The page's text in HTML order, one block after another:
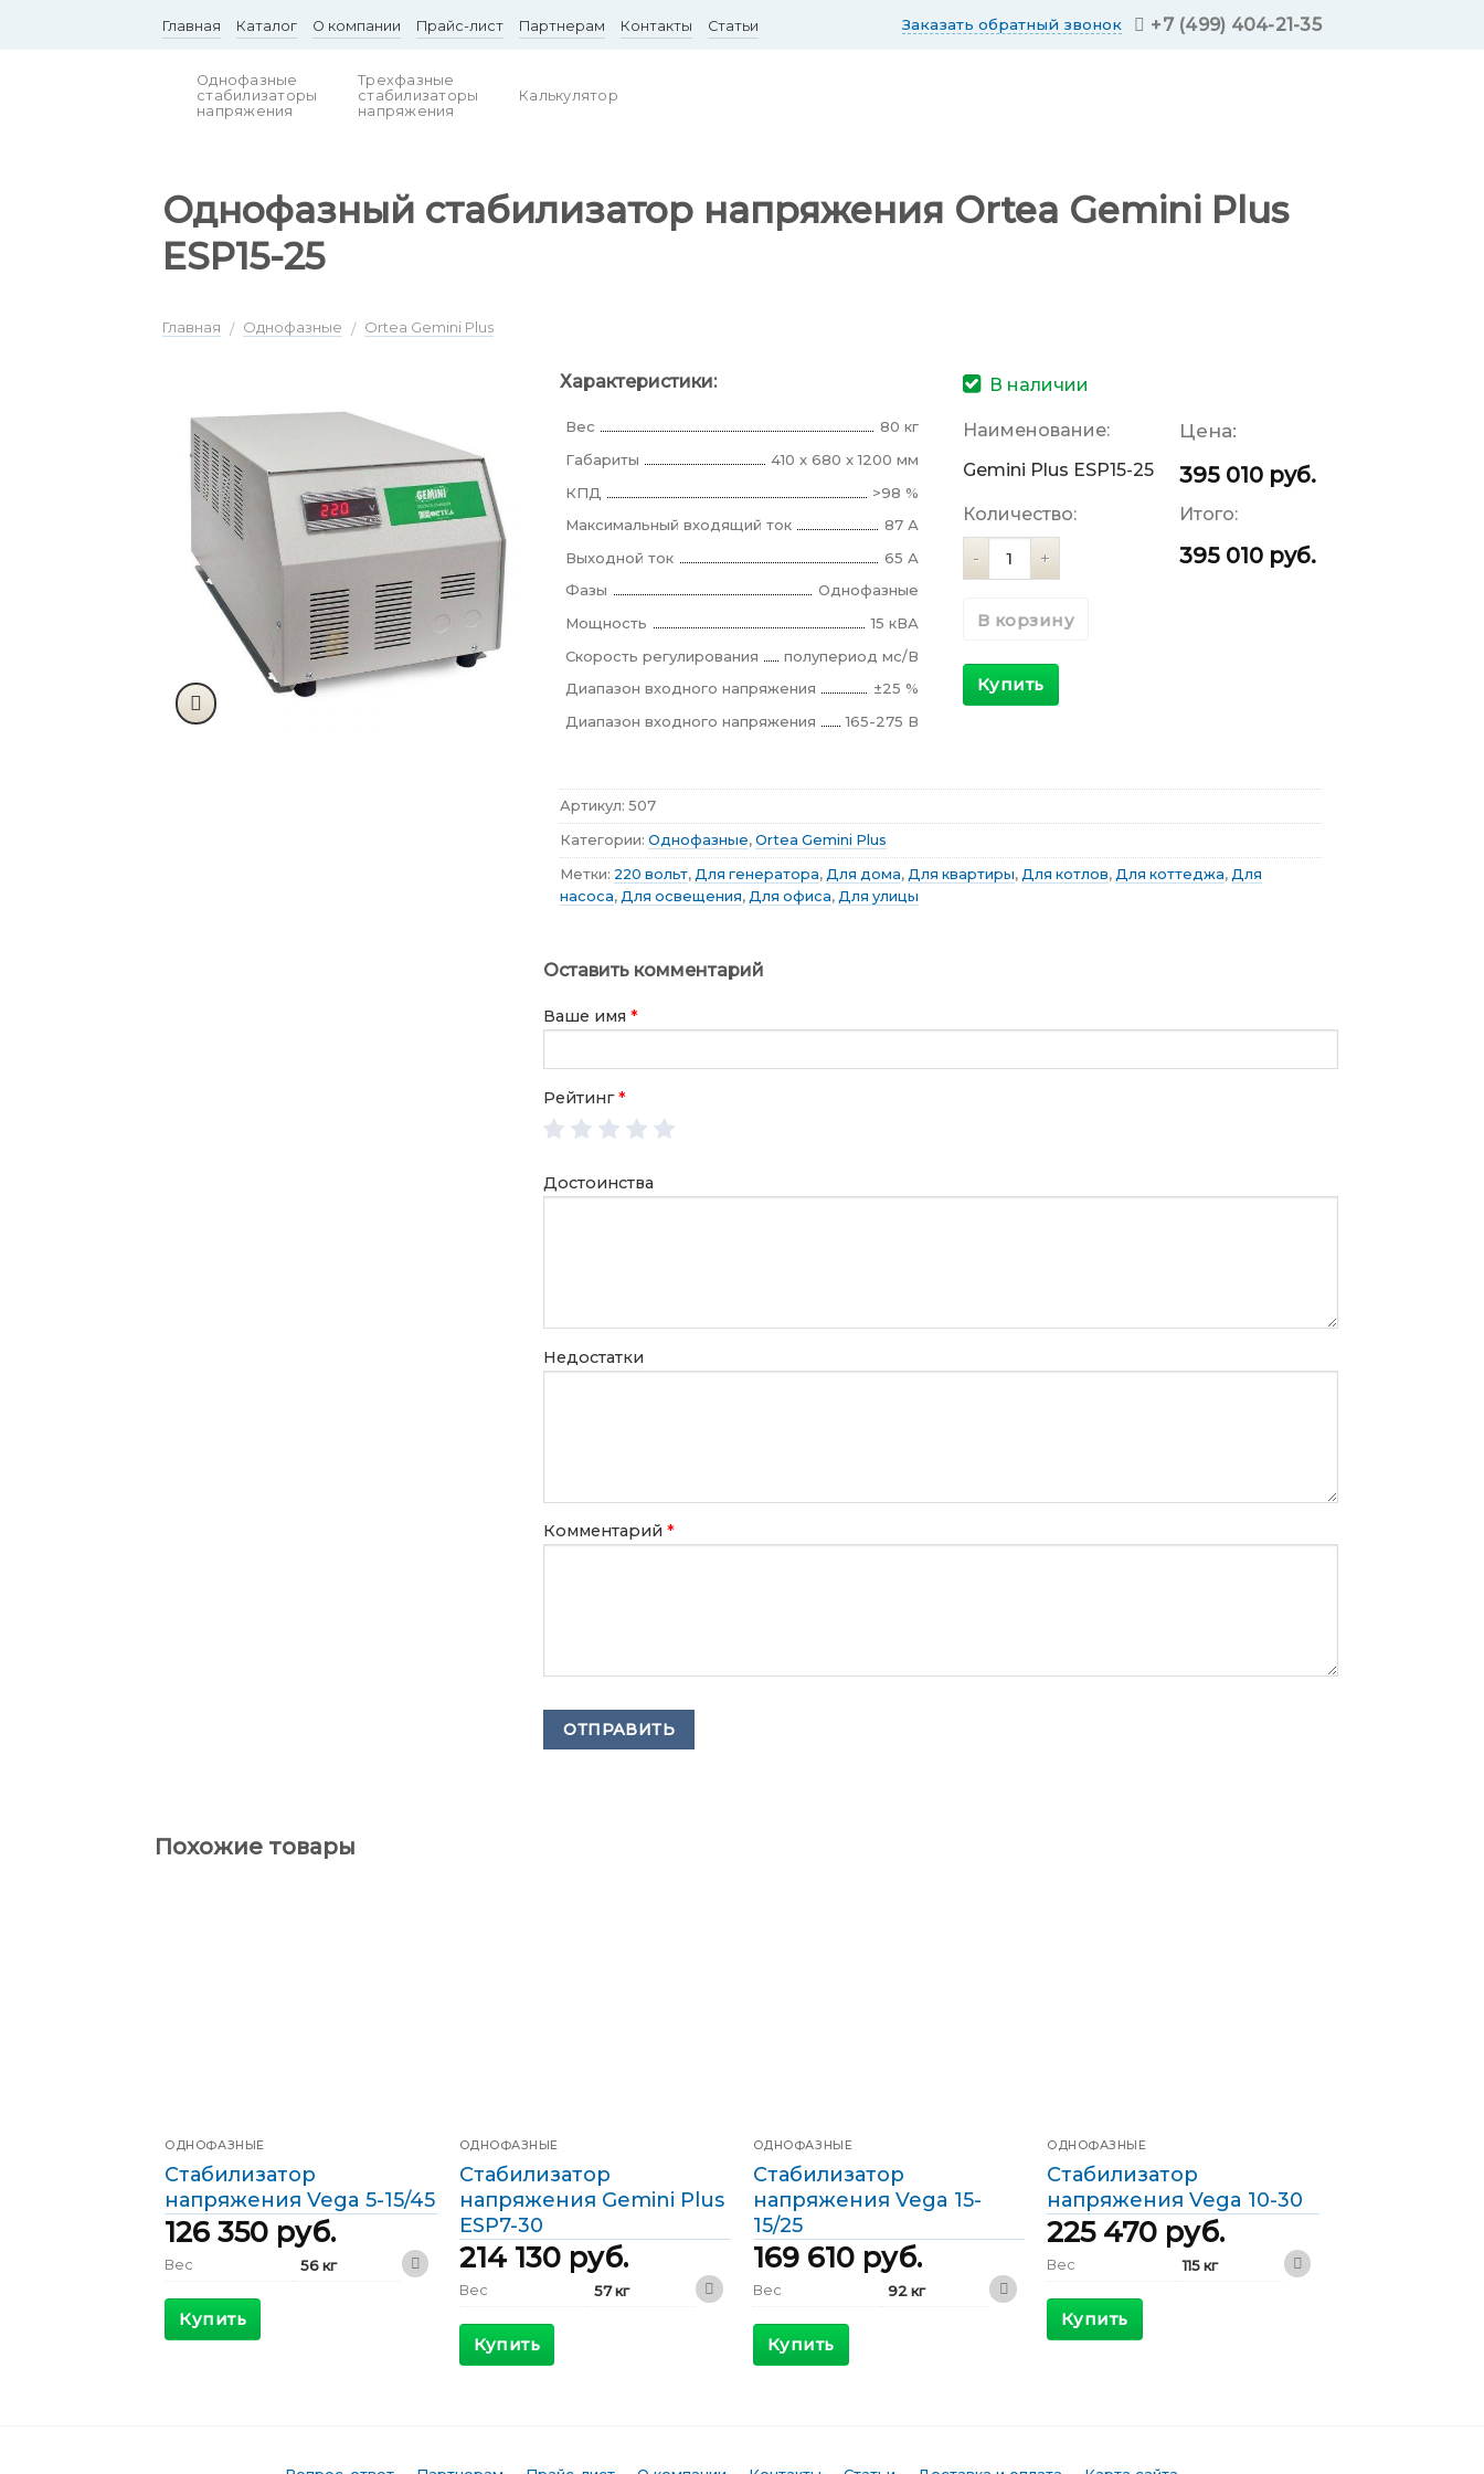
Главная Каталог О компании Прайс-лист Партнерам Контакты Статьи Заказать обратный звонок +7 (499) 404-21-35
Однофазные
стабилизаторы
напряжения
Трехфазные
стабилизаторы
напряжения
Калькулятор
Однофазный стабилизатор напряжения Ortea Gemini Plus
ESP15-25
Главная / Однофазные / Ortea Gemini Plus
Характеристики:
Вес
80 кг
Габариты
410 x 680 x 1200 мм
КПД
>98 %
Максимальный входящий ток
87 А
Выходной ток
65 А
Фазы
Однофазные
Мощность
15 кВА
Скорость регулирования
полупериод мс/В
Диапазон входного напряжения
±25 %
Диапазон входного напряжения
165-275 В
В наличии
Наименование:
Gemini Plus ESP15-25
Цена:
395 010 руб.
Количество:
Количество
Итого:
395 010 руб.
В корзину
Купить
Артикул: 507
Категории: Однофазные, Ortea Gemini Plus
Метки: 220 вольт, Для генератора, Для дома, Для квартиры, Для котлов, Для коттеджа, Для
насоса, Для освещения, Для офиса, Для улицы
Оставить комментарий
Ваше имя *
Рейтинг*
Достоинства
Недостатки
Комментарий *
Похожие товары
ОДНОФАЗНЫЕ
Стабилизатор
напряжения Vega 5-15/45
126 350 руб.
Вес 56 кг
Габариты
Однофазные
Купить
ОДНОФАЗНЫЕ
Стабилизатор
напряжения Gemini Plus
ESP7-30
214 130 руб.
Вес 57 кг
Габариты
Купить
ОДНОФАЗНЫЕ
Стабилизатор
напряжения Vega 15-
15/25
169 610 руб.
Вес 92 кг
Габариты
Купить
ОДНОФАЗНЫЕ
Стабилизатор
напряжения Vega 10-30
225 470 руб.
Вес 115 кг
Габариты
Фазы
Купить